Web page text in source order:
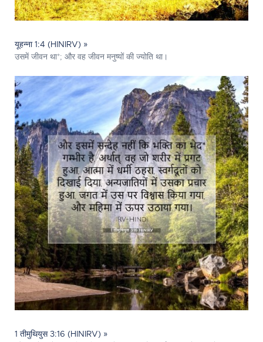
यूहन्ना 1:4 (HINIRV) »
उसमें जीवन था*; और वह जीवन मनुष्यों की ज्योति था।
1 तीमुथियुस 3:16 (HINIRV) »